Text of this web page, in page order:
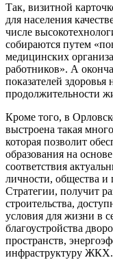
Так, визитной
для населения
числе
собираются путем
медицинских
работников». А
показателей
продолжительности
Кроме того, в
выстроена такая
которая позволит
образования на
соответствия
личности, общества и
Стратегии, получит
строительства,
условия для жизни в
благоустройства
пространств,
инфраструктуру ЖКХ.